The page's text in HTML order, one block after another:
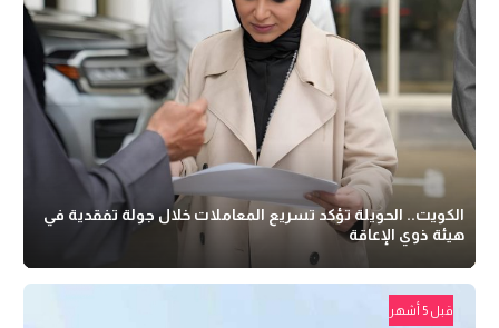
الكويت.. الحويلة تؤكد تسريع المعاملات خلال جولة تفقدية في
هيئة ذوي الإعاقة
قبل 5 أشهر